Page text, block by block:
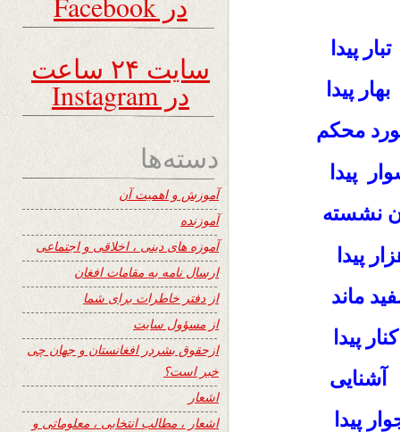
پیدا
پیدا
محکم
پیدا
نشسته
پیدا
ماند
پیدا
پیدا
سایت ۲۴ ساعت
در Instagram
دسته‌ها
آموزش و اهمیت آن
آموزنده
آموزه های دینی ، اخلاقی و اجتماعی
ارسال نامه به مقامات افغان
از دفتر خاطرات برای شما
از مسؤول سایت
ازحقوق بشردر افغانستان و جهان چی
خبر است؟
اشعار
اشعار ، مطالب انتخابی ، معلوماتی و